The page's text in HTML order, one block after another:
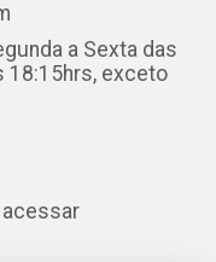
a Sexta das
18:15hrs, exceto
acessar